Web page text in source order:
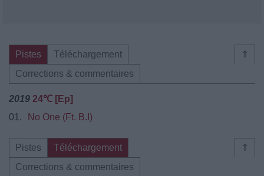
⇑
Pistes
Téléchargement
Corrections & commentaires
2019 24℃ [Ep]
01.
No One (Ft. B.I)
⇑
Pistes
Téléchargement
Corrections & commentaires